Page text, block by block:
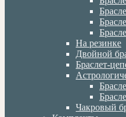
На резинке
Двойной
Браслет-
Чакровый